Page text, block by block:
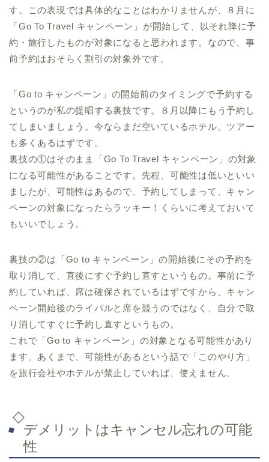
す。この表現では具体的なことはわかりませんが、８月に
「Go To Travel キャンペーン」が開始して、以それ降に予
約・旅行したものが対象になると思われます。なので、事
前予約はおそらく割引の対象外です。
「Go to キャンペーン」の開始前のタイミングで予約する
というのが私の提唱する裏技です。８月以降にもう予約し
てしまいましょう。今ならまだ空いているホテル。ツアー
も多くあるはずです。
裏技の①はそのまま「Go To Travel キャンペーン」の対象
になる可能性があることです。先程、可能性は低いといい
ましたが、可能性はあるので、予約してしまって、キャン
ペーンの対象になったらラッキー！くらいに考えておいて
もいいでしょう。
裏技の②は「Go to キャンペーン」の開始後にその予約を
取り消して、直後にすぐ予約し直すというもの。事前に予
約していれば、席は確保されているはずですから、キャン
ペーン開始後のライバルと席を競うのではなく、自分で取
り消してすぐに予約し直すというもの。
これで「Go to キャンペーン」の対象となる可能性があり
ます。あくまで、可能性があるという話で「このやり方」
を旅行会社やホテルが禁止していれば、使えません。
デメリットはキャンセル忘れの可能
性